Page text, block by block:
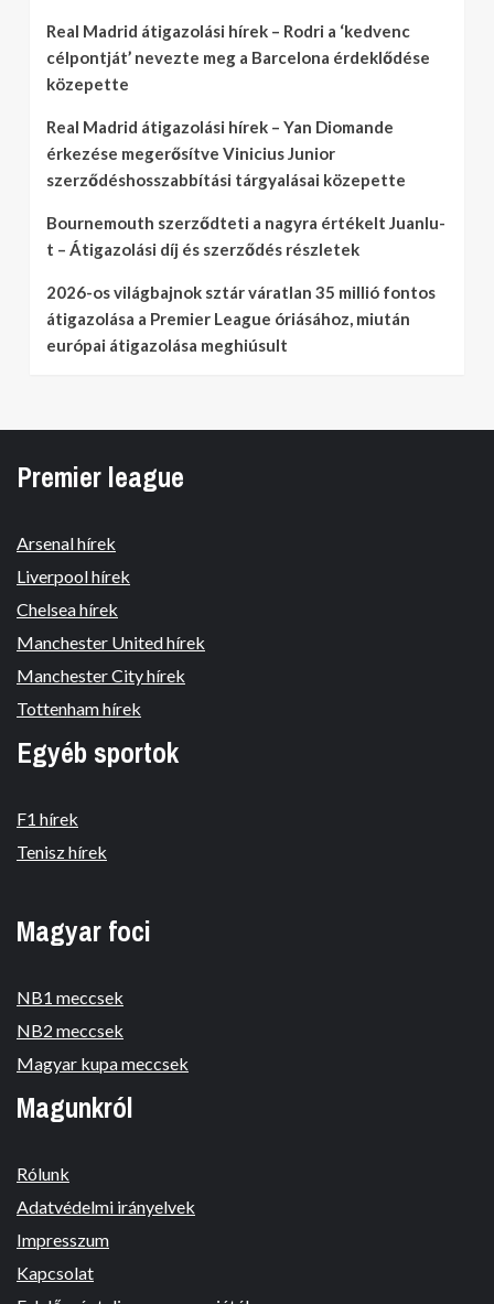
Real Madrid átigazolási hírek – Rodri a ‘kedvenc
célpontját’ nevezte meg a Barcelona érdeklődése
közepette
Real Madrid átigazolási hírek – Yan Diomande
érkezése megerősítve Vinicius Junior
szerződéshosszabbítási tárgyalásai közepette
Bournemouth szerződteti a nagyra értékelt Juanlu-
t – Átigazolási díj és szerződés részletek
2026-os világbajnok sztár váratlan 35 millió fontos
átigazolása a Premier League óriásához, miután
európai átigazolása meghiúsult
Premier league
Arsenal hírek
Liverpool hírek
Chelsea hírek
Manchester United hírek
Manchester City hírek
Tottenham hírek
Egyéb sportok
F1 hírek
Tenisz hírek
Magyar foci
NB1 meccsek
NB2 meccsek
Magyar kupa meccsek
Magunkról
Rólunk
Adatvédelmi irányelvek
Impresszum
Kapcsolat